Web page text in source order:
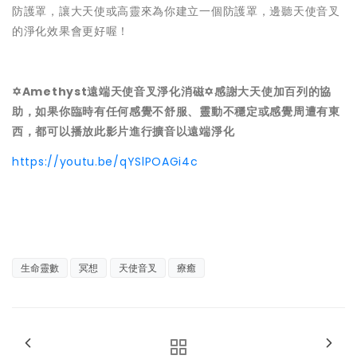
防護罩，讓大天使或高靈來為你建立一個防護罩，邊聽天使音叉
的淨化效果會更好喔！
✡Amethyst遠端天使音叉淨化消磁✡感謝大天使加百列的協
助，如果你臨時有任何感覺不舒服、靈動不穩定或感覺周遭有東
西，都可以播放此影片進行擴音以遠端淨化
https://youtu.be/qYSlPOAGi4c
生命靈數 冥想 天使音叉 療癒